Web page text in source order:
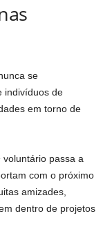
se
indivíduos de
em torno de
voluntário passa a
com o próximo
amizades,
dentro de projetos